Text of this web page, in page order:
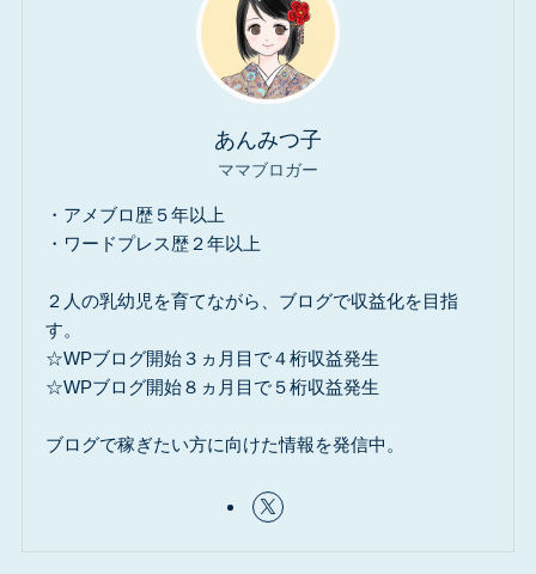
あんみつ子
ママブロガー
・アメブロ歴５年以上
・ワードプレス歴２年以上
２人の乳幼児を育てながら、ブログで収益化を目指
す。
☆WPブログ開始３ヵ月目で４桁収益発生
☆WPブログ開始８ヵ月目で５桁収益発生
ブログで稼ぎたい方に向けた情報を発信中。